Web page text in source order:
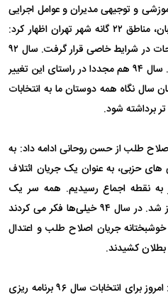
و توجیهی مدیران و عوامل اجرایی
ستادهای انتخاباتی ائتلاف اصلاح‌طلبان، مناطق ۲۲ گانه شهر تهران اظهار کرد:
از سال ۸۸ تا ۹۲ کشور و جریان اصلاحات در شرایط خاصی قرار گرفت. سال ۹۲
اما نقطه عطفی برای تغییر مسیر بود. سال ۹۴ هم مجددا در راستای این تغییر
سال نگاه همه دوستان ما به انتخابات
طلب از حسن روحانی ادامه داد: به
حزبی، به عنوان یک جریان ائتلاف
به نقطه اجماع رسیدیم. همه سر یک
تصمیم ایستادیم و آن تصمیم کارساز شد. در سال ۹۴ خیلی‌ها فکر می کردند
جریان اصلاح طلب و اعتدال
بطلان کشیدند.
این فعال سیاسی اصلاح طلب گفت: امروز برای انتخابات سال ۹۶ برنامه ریزی